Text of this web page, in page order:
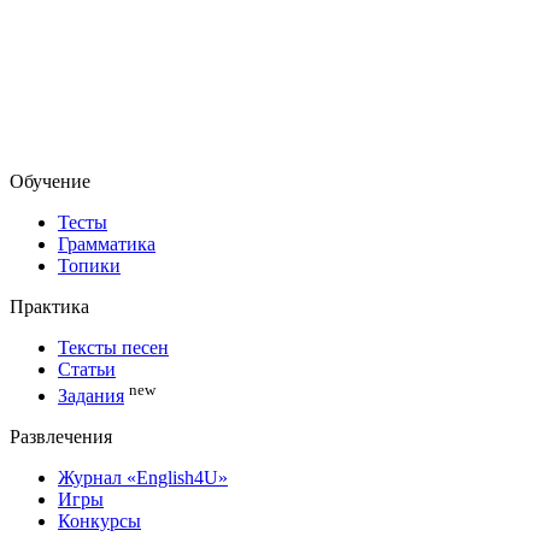
Обучение
Тесты
Грамматика
Топики
Практика
Тексты песен
Статьи
Задания new
Развлечения
Журнал «English4U»
Игры
Конкурсы